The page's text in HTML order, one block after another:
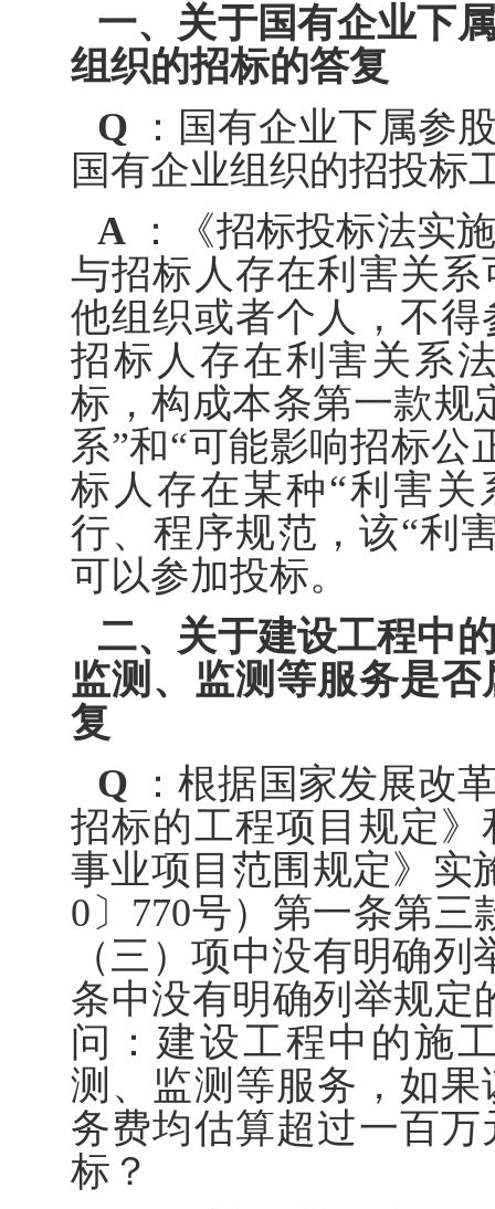
一、关于国有企业下
组织的招标的答复
Q ：国有企业下属参
国有企业组织的招投标
A ：《招标投标法实
与招标人存在利害关
他组织或者个人，不
招标人存在利害关系
标，构成本条第一款规
系”和“可能影响招标公
标人存在某种“利害
行、程序规范，该“利
可以参加投标。
二、关于建设工程中
监测、监测等服务是
复
Q ：根据国家发展改
招标的工程项目规定
事业项目范围规定》实
0〕770号）第一条第三
（三）项中没有明确
条中没有明确列举规定
问：建设工程中的施
测、监测等服务，如
务费均估算超过一百
标？